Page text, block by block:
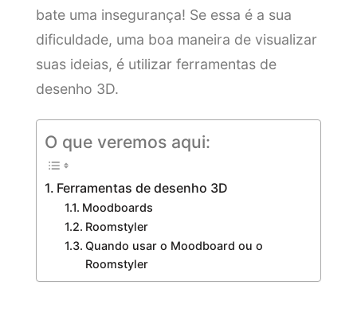
bate uma insegurança! Se essa é a sua
dificuldade, uma boa maneira de visualizar
suas ideias, é utilizar ferramentas de
desenho 3D.
O que veremos aqui:
Ferramentas de desenho 3D
Moodboards
Roomstyler
Quando usar o Moodboard ou o
Roomstyler